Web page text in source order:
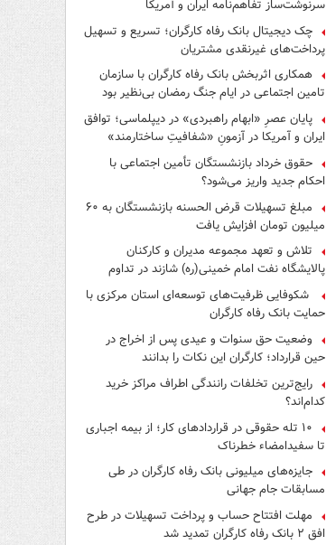
سرنوشت‌ساز تفاهم‌نامه ایران و آمریکا
چک دیجیتال بانک رفاه کارگران؛ تسریع و تسهیل
پرداخت‌های غیرنقدی مشتریان
همکاری اثربخش بانک رفاه کارگران با سازمان
تامین اجتماعی در ایام جنگ رمضان بی‌نظیر بود
پایان عصرِ «ابهام راهبردی» در دیپلماسی؛ توافق
ایران و آمریکا در آزمونِ «شفافیتِ ساختارمند»
حقوق خرداد بازنشستگان تأمین اجتماعی با
احکام جدید واریز می‌شود؟
مبلغ تسهیلات قرض الحسنه بازنشستگان به ۶۰
میلیون تومان افزایش یافت
تلاش و تعهد مجموعه مدیران و کارکنان
پالایشگاه نفت امام خمینی(ره) شازند در تداوم
تولید در ایام جنگ رمضان، شایسته قدردانی است
شکوفایی ظرفیت‌های توسعه‌ای استان مرکزی با
حمایت بانک رفاه کارگران
وضعیت حق سنوات و عیدی پس از اخراج در
حین قرارداد؛ کارگران این نکات را بدانند
رایج‌ترین تخلفات رانندگی اطراف مراکز خرید
کدام‌اند؟
۱۰ تله حقوقی در قراردادهای کار؛ از بیمه اجباری
تا سفیدامضاء خطرناک
جایزه‌های میلیونی بانک رفاه کارگران در طی
مسابقات جام جهانی
مهلت افتتاح حساب و پرداخت تسهیلات در طرح
افق ۲ بانک رفاه کارگران تمدید شد